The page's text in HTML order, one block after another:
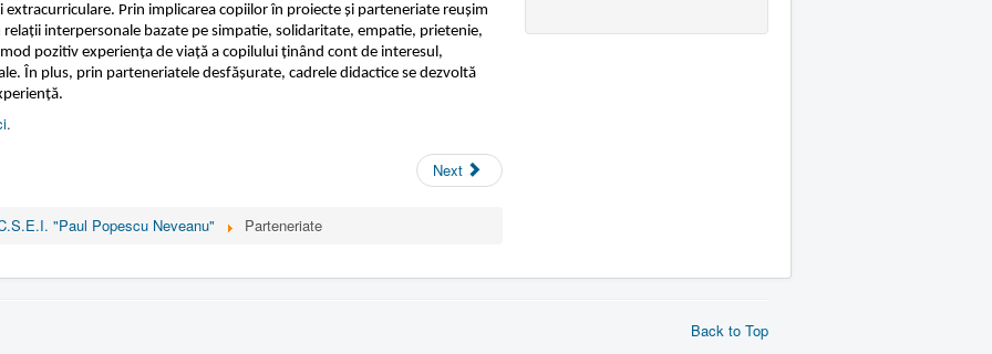
Prin implicarea copiilor în proiecte și parteneriate reușim
interpersonale bazate pe simpatie, solidaritate, empatie, prietenie,
pozitiv experiența de viață a copilului ținând cont de interesul,
În plus, prin parteneriatele desfășurate, cadrele didactice se dezvoltă
.
Next
"Paul Popescu Neveanu" Parteneriate
Back to Top